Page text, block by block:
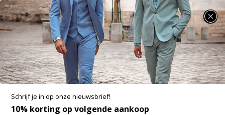
SUMMER SALE: 25% t/m 50% korting op heel veel zomerse items!
Dstrezzed Espadrilles Grafische Print
Navy/Wit (651010 - 104)
Aan verlanglijst toevoegen
Schrijf je in op onze nieuwsbrief!
10% korting op volgende aankoop